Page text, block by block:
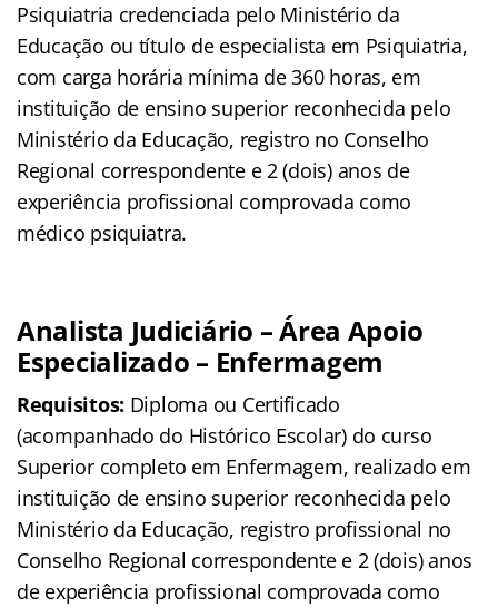
Psiquiatria credenciada pelo Ministério da
Educação ou título de especialista em Psiquiatria,
com carga horária mínima de 360 horas, em
instituição de ensino superior reconhecida pelo
Ministério da Educação, registro no Conselho
Regional correspondente e 2 (dois) anos de
experiência profissional comprovada como
médico psiquiatra.
Analista Judiciário – Área Apoio
Especializado – Enfermagem
Requisitos: Diploma ou Certificado
(acompanhado do Histórico Escolar) do curso
Superior completo em Enfermagem, realizado em
instituição de ensino superior reconhecida pelo
Ministério da Educação, registro profissional no
Conselho Regional correspondente e 2 (dois) anos
de experiência profissional comprovada como